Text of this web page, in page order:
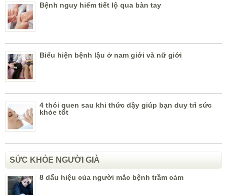
Bệnh nguy hiểm tiết lộ qua bàn tay
Biểu hiện bệnh lậu ở nam giới và nữ giới
4 thói quen sau khi thức dậy giúp bạn duy trì sức
khỏe tốt
SỨC KHỎE NGƯỜI GIÀ
8 dấu hiệu của người mắc bệnh trầm cảm